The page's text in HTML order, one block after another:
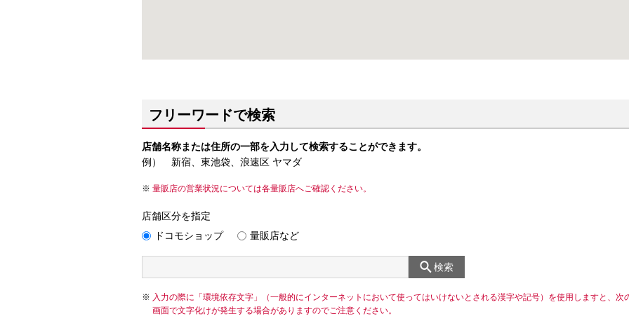
フリーワードで検索
店舗名称または住所の一部を入力して検索することができます。
例） 新宿、東池袋、浪速区 ヤマダ
量販店の営業状況については各量販店へご確認ください。
店舗区分を指定
ドコモショップ
量販店など
検索
入力の際に「環境依存文字」（一般的にインターネットにおいて使ってはいけないとされる漢字や記号）を使用しますと、次
画面で文字化けが発生する場合がありますのでご注意ください。